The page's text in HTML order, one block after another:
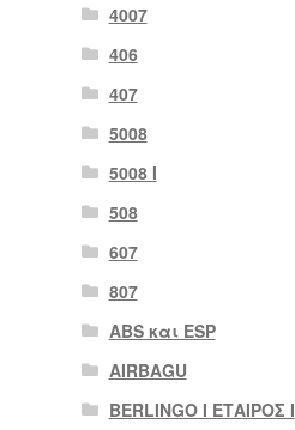
4007
406
407
5008
5008 Ι
508
607
807
ABS και ESP
AIRBAGU
BERLINGO I ΕΤΑΙΡΟΣ Ι